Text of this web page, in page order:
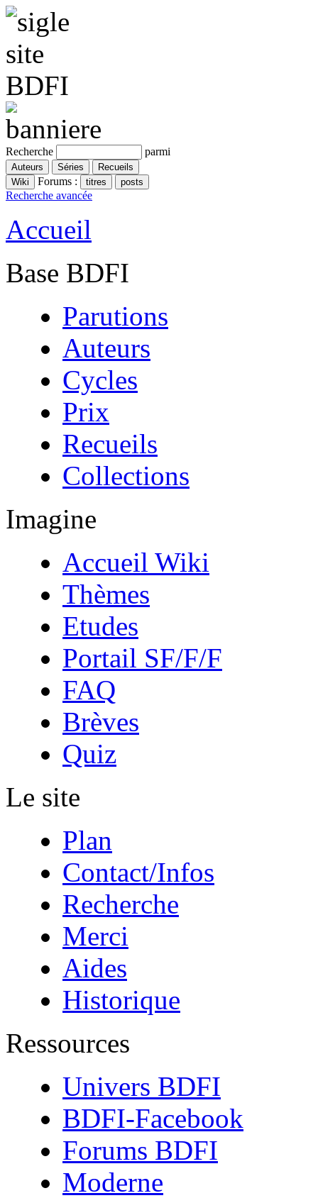
Recherche parmi
Forums :
Recherche avancée
Accueil
Base BDFI
Parutions
Auteurs
Cycles
Prix
Recueils
Collections
Imagine
Accueil Wiki
Thèmes
Etudes
Portail SF/F/F
FAQ
Brèves
Quiz
Le site
Plan
Contact/Infos
Recherche
Merci
Aides
Historique
Ressources
Univers BDFI
BDFI-Facebook
Forums BDFI
Moderne